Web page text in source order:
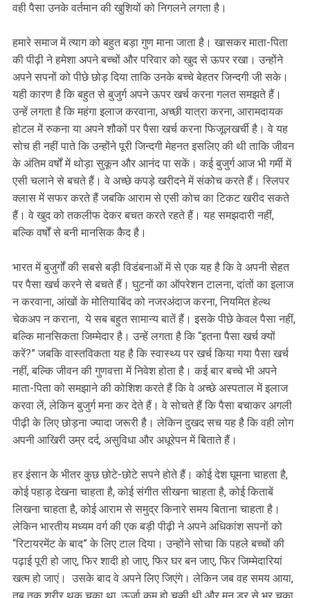
वही पैसा उनके वर्तमान की खुशियों को निगलने लगता है।
हमारे समाज में त्याग को बहुत बड़ा गुण माना जाता है। खासकर माता-पिता
की पीढ़ी ने हमेशा अपने बच्चों और परिवार को खुद से ऊपर रखा। उन्होंने
अपने सपनों को पीछे छोड़ दिया ताकि उनके बच्चे बेहतर जिन्दगी जी सके।
यही कारण है कि बहुत से बुजुर्ग अपने ऊपर खर्च करना गलत समझते हैं।
उन्हें लगता है कि महंगा इलाज करवाना, अच्छी यात्रा करना, आरामदायक
होटल में रुकना या अपने शौकों पर पैसा खर्च करना फिजूलखर्ची है। वे यह
सोच ही नहीं पाते कि उन्होंने पूरी जिन्दगी मेहनत इसलिए की थी ताकि जीवन
के अंतिम वर्षों में थोड़ा सुकून और आनंद पा सकें। कई बुजुर्ग आज भी गर्मी में
एसी चलाने से बचते हैं। वे अच्छे कपड़े खरीदने में संकोच करते हैं। स्लिपर
क्लास में सफर करते हैं जबकि आराम से एसी कोच का टिकट खरीद सकते
हैं। वे खुद को तकलीफ देकर बचत करते रहते हैं। यह समझदारी नहीं,
बल्कि वर्षों से बनी मानसिक कैद है।
भारत में बुजुर्गों की सबसे बड़ी विडंबनाओं में से एक यह है कि वे अपनी सेहत
पर पैसा खर्च करने से बचते हैं। घुटनों का ऑपरेशन टालना, दांतों का इलाज
न करवाना, आंखों के मोतियाबिंद को नजरअंदाज करना, नियमित हेल्थ
चेकअप न कराना, ये सब बहुत सामान्य बातें हैं। इसके पीछे केवल पैसा नहीं,
बल्कि मानसिकता जिम्मेदार है। उन्हें लगता है कि “इतना पैसा खर्च क्यों
करें?” जबकि वास्तविकता यह है कि स्वास्थ्य पर खर्च किया गया पैसा खर्च
नहीं, बल्कि जीवन की गुणवत्ता में निवेश होता है। कई बार बच्चे भी अपने
माता-पिता को समझाने की कोशिश करते हैं कि वे अच्छे अस्पताल में इलाज
करवा लें, लेकिन बुजुर्ग मना कर देते हैं। वे सोचते हैं कि पैसा बचाकर अगली
पीढ़ी के लिए छोड़ना ज्यादा जरूरी है। लेकिन दुखद सच यह है कि वही लोग
अपनी आखिरी उम्र दर्द, असुविधा और अधूरेपन में बिताते हैं।
हर इंसान के भीतर कुछ छोटे-छोटे सपने होते हैं। कोई देश घूमना चाहता है,
कोई पहाड़ देखना चाहता है, कोई संगीत सीखना चाहता है, कोई किताबें
लिखना चाहता है, कोई आराम से समुद्र किनारे समय बिताना चाहता है।
लेकिन भारतीय मध्यम वर्ग की एक बड़ी पीढ़ी ने अपने अधिकांश सपनों को
“रिटायरमेंट के बाद” के लिए टाल दिया। उन्होंने सोचा कि पहले बच्चों की
पढ़ाई पूरी हो जाए, फिर शादी हो जाए, फिर घर बन जाए, फिर जिम्मेदारियां
खत्म हो जाएं। उसके बाद वे अपने लिए जिएंगे। लेकिन जब वह समय आया,
तब तक शरीर थक चुका था, ऊर्जा कम हो चुकी थी और मन डर से भर चुका